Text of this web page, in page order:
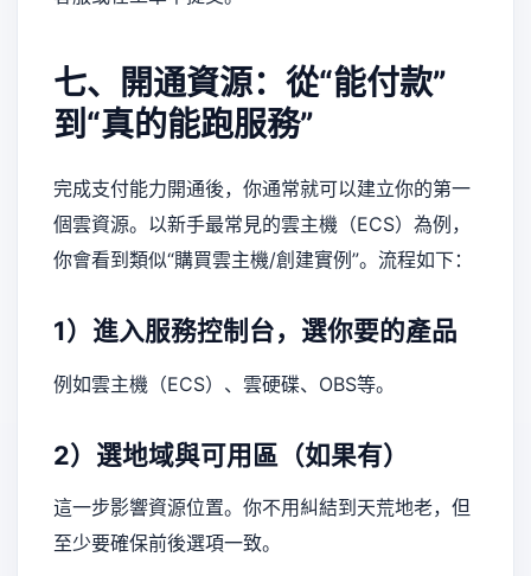
七、開通資源：從“能付款”
到“真的能跑服務”
完成支付能力開通後，你通常就可以建立你的第一
個雲資源。以新手最常見的雲主機（ECS）為例，
你會看到類似“購買雲主機/創建實例”。流程如下：
1）進入服務控制台，選你要的產品
例如雲主機（ECS）、雲硬碟、OBS等。
2）選地域與可用區（如果有）
這一步影響資源位置。你不用糾結到天荒地老，但
至少要確保前後選項一致。